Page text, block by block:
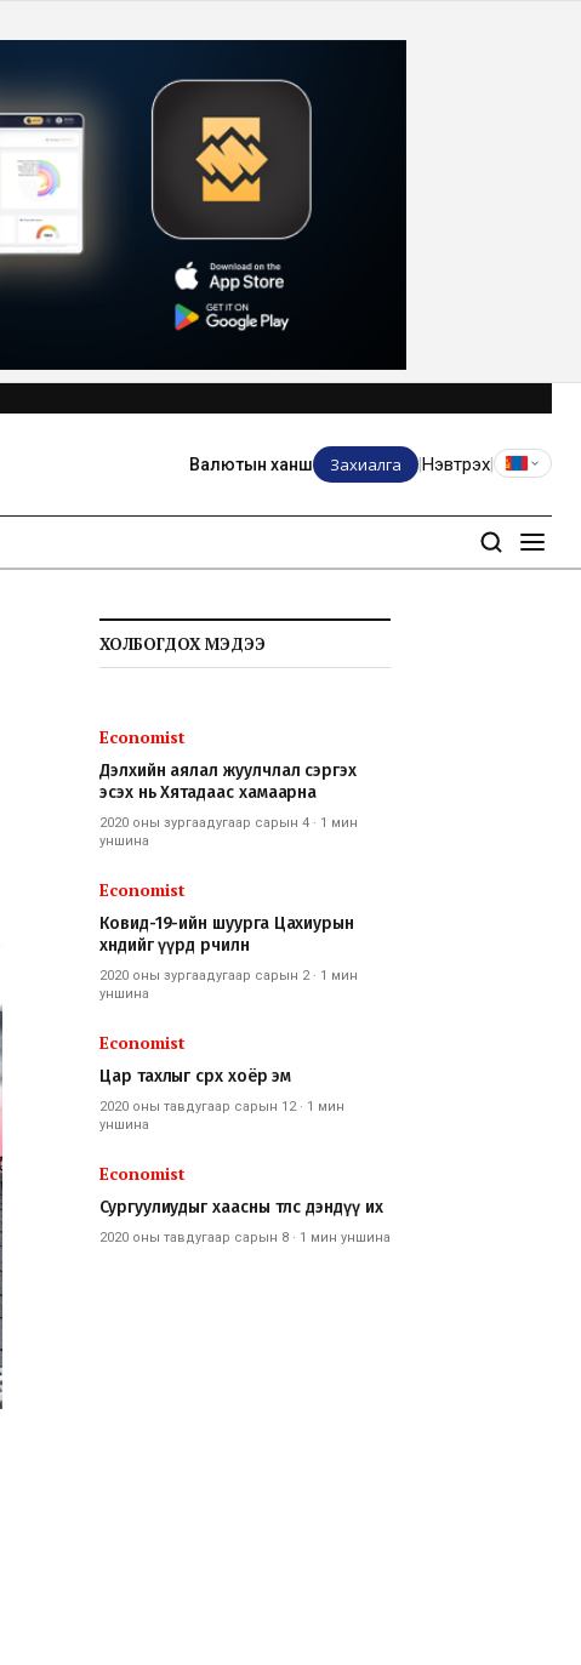
Валютын ханш Захиалга Нэвтрэх
ХОЛБОГДОХ МЭДЭЭ
Economist
Дэлхийн аялал жуулчлал сэргэх
эсэх нь Хятадаас хамаарна
2020 оны зургаадугаар сарын 4 · 1 мин
уншина
Economist
Ковид-19-ийн шуурга Цахиурын
хөндийг үүрд өөрчилнө
2020 оны зургаадугаар сарын 2· 1 мин
уншина
Economist
Цар тахлыг сөрөх хоёр эм
2020 оны тавдугаар сарын 12· 1 мин
уншина
Economist
Сургуулиудыг хаасны төлөөс дэндүү их
2020 оны тавдугаар сарын 8 · 1 мин уншина